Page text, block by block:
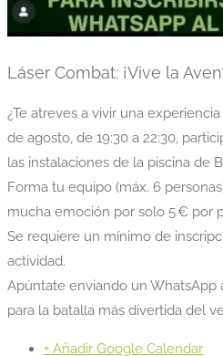
Láser Combat: ¡Vive la
¿Te atreves a vivir una
de agosto, de 19:30 a 22:30,
las instalaciones de la piscina de
Forma tu equipo (máx. 6
mucha emoción por solo 5 € por
Se requiere un mínimo de
actividad.
Apúntate enviando un WhatsApp
para la batalla más divertida del
+ Añadir Google Calendar